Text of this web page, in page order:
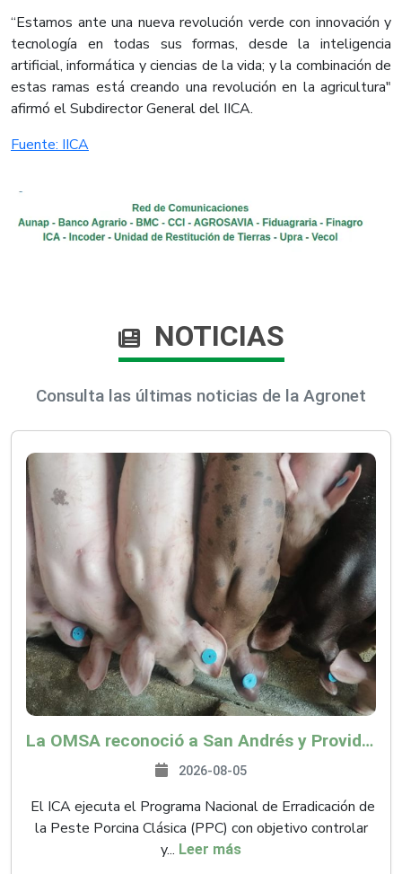
“Estamos ante una nueva revolución verde con innovación y
tecnología en todas sus formas, desde la inteligencia
artificial, informática y ciencias de la vida; y la combinación de
estas ramas está creando una revolución en la agricultura"
afirmó el Subdirector General del IICA.​
Fuente: ​IICA​
NOTICIAS
Consulta las últimas noticias de la Agronet
La OMSA reconoció a San Andrés y Providencia como zona libre de Peste Porcina Clásica (PPC)
2026-08-05
El ICA ejecuta el Programa Nacional de Erradicación de
la Peste Porcina Clásica (PPC) con objetivo controlar
y... Leer más